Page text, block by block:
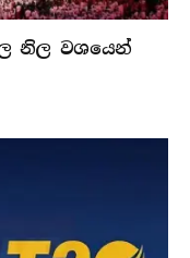
නිල වශයෙන්